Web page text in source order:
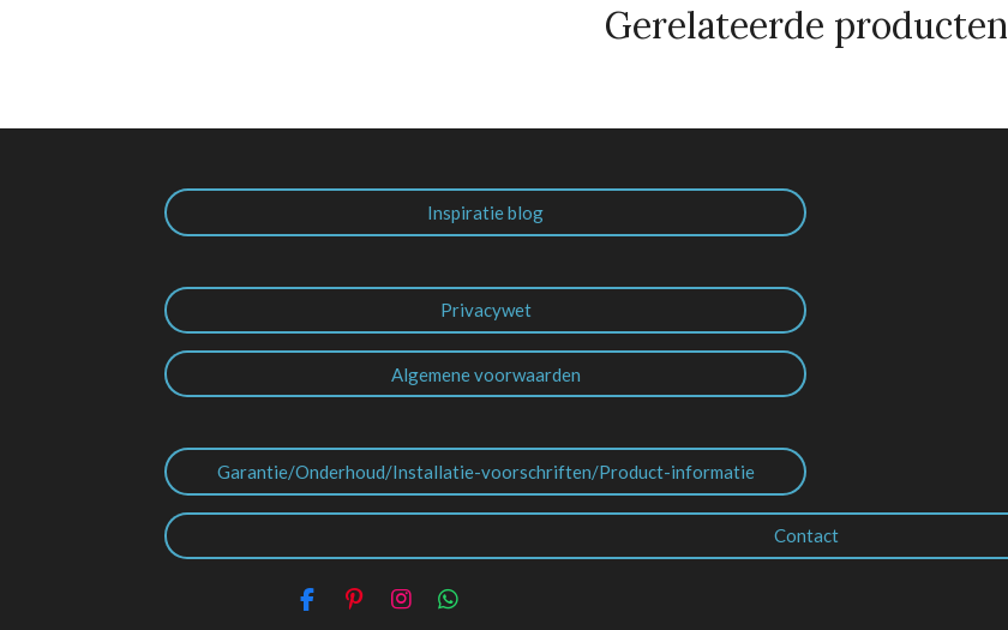
Gerelateerde producten
Inspiratie blog
Privacywet
Algemene voorwaarden
Garantie/Onderhoud/Installatie-voorschriften/Product-informatie
Contact
F
P
I
W